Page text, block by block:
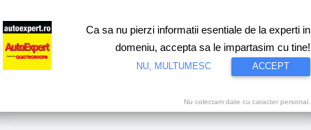
Test drive Motorsport Proiecte speciale Video
Ca sa nu pierzi informatii esentiale de la experti in
domeniu, accepta sa le impartasim cu tine!
NU, MULTUMESC ACCEPT
Nu colectam date cu caracter personal.